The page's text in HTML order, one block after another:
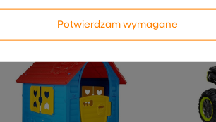
INNE
Potwierdzam wymagane